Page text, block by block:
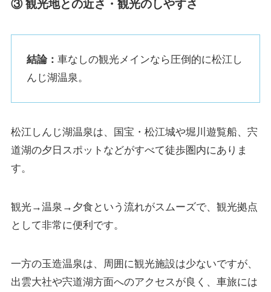
③ 観光地との近さ・観光のしやすさ
結論：車なしの観光メインなら圧倒的に松江し
んじ湖温泉。
松江しんじ湖温泉は、国宝・松江城や堀川遊覧船、宍
道湖の夕日スポットなどがすべて徒歩圏内にありま
す。
観光→温泉→夕食という流れがスムーズで、観光拠点
として非常に便利です。
一方の玉造温泉は、周囲に観光施設は少ないですが、
出雲大社や宍道湖方面へのアクセスが良く、車旅には